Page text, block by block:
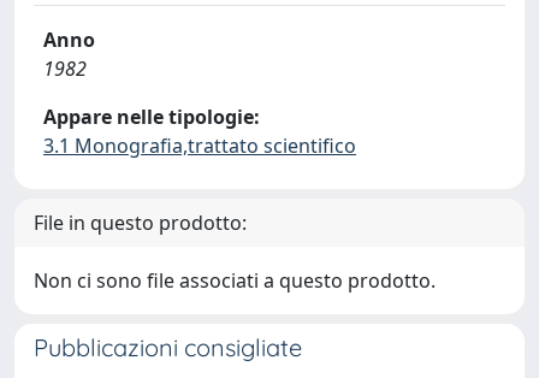
Anno
1982
Appare nelle tipologie:
3.1 Monografia,trattato scientifico
File in questo prodotto:
Non ci sono file associati a questo prodotto.
Pubblicazioni consigliate